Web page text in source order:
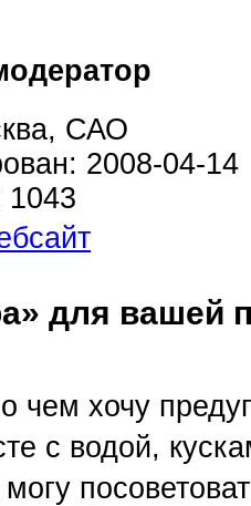
САО
2008-04-14
для вашей
чем хочу
с водой,